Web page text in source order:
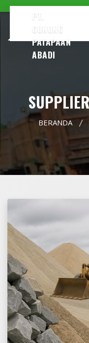
PT.
GUNUNG
PATAPAAN
ABADI
BERANDA